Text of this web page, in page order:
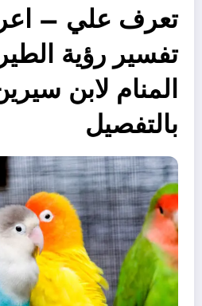
تعرف علي –
تفسير رؤية
المنام لابن
بالتفصيل